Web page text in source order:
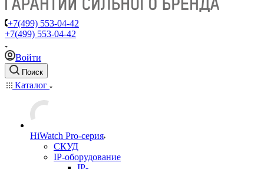
+7(499) 553-04-42
+7(499) 553-04-42
Войти
Поиск
Каталог
HiWatch Pro-серия
CКУД
IP-оборудование